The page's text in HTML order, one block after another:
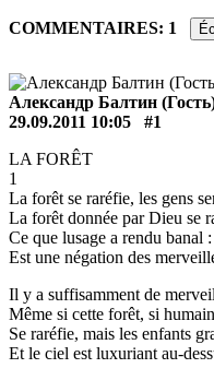
COMMENTAIRES: 1
Александр Балтин
29.09.2011 10:05
#1
LA FORÊT
1
La forêt se raréfie, les gens
La forêt donnée par Dieu se
Ce que lusage a rendu banal
Est une négation des
Il y a suffisamment de
Même si cette forêt, si
Se raréfie, mais les enfants
Et le ciel est luxuriant au-